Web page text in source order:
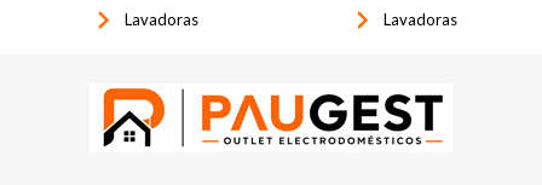
keyboard_arrow_right Lavadoras keyboard_arrow_right Lavadoras